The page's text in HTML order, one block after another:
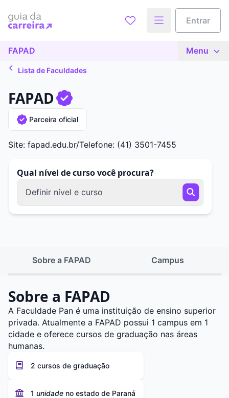
Entrar
FAPAD Menu
Lista de Faculdades
FAPAD
Parceira oficial
Site: fapad.edu.br/Telefone: (41) 3501-7455
Qual nível de curso você procura?
Definir nível e curso
Sobre a FAPAD Campus
Sobre a FAPAD
A Faculdade Pan é uma instituição de ensino superior
privada. Atualmente a FAPAD possui 1 campus em 1
cidade e oferece cursos de graduação nas áreas
humanas.
2 cursos de graduação
1 unidade no estado de Paraná